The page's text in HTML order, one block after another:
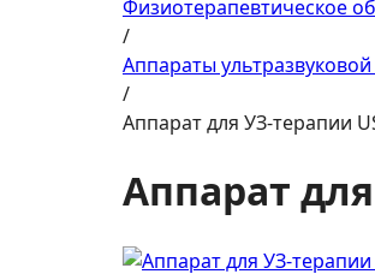
Физиотерапевтическое
/
Аппараты
/
Аппарат для УЗ-терапии
Аппарат